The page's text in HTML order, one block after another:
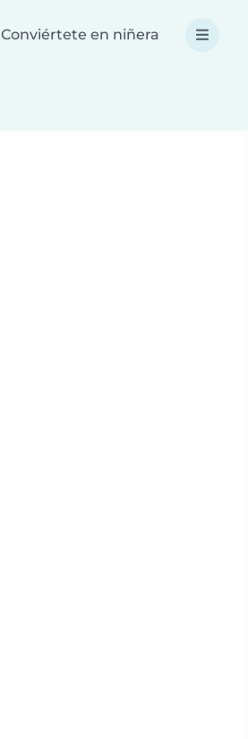
Conviértete en niñera